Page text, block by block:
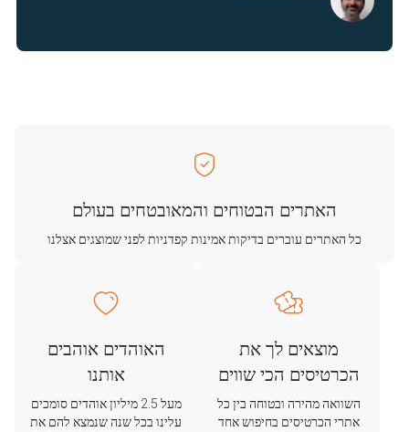
האתרים הבטוחים והמאובטחים בעולם
כל האתרים עוברים בדיקות אמינות קפדניות לפני שמוצגים אצלנו
מוצאים לך את
הכרטיסים הכי שווים
השוואה מהירה ובטוחה בין כל
אתרי הכרטיסים בחיפוש אחד
האוהדים אוהבים
אותנו
מעל 2.5 מיליון אוהדים סומכים
עלינו בכל שנה שנמצא להם את